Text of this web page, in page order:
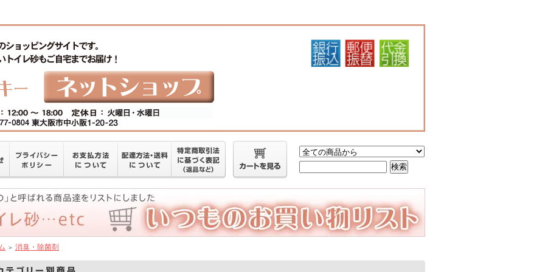
＞ 消臭・除菌剤